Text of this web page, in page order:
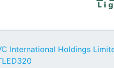
International Holdings